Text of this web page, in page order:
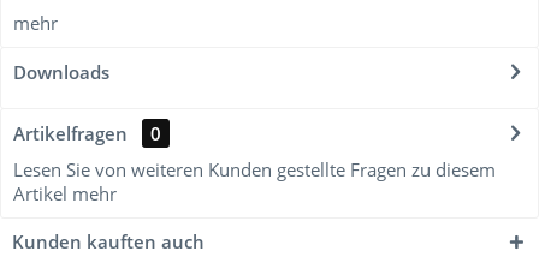
mehr
Downloads
Artikelfragen
0
Lesen Sie von weiteren Kunden gestellte Fragen zu diesem
Artikel mehr
Kunden kauften auch